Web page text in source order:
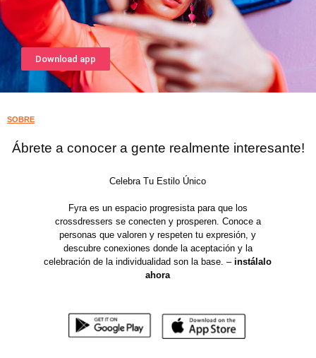
Download app
SOBRE
Ábrete a conocer a gente realmente interesante!
Celebra Tu Estilo Único
Fyra es un espacio progresista para que los
crossdressers se conecten y prosperen. Conoce a
personas que valoren y respeten tu expresión, y
descubre conexiones donde la aceptación y la
celebración de la individualidad son la base. –instálalo
ahora